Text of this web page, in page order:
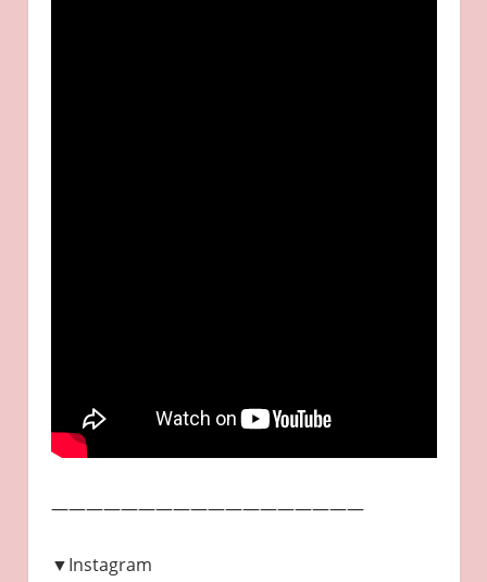
——————————————————
▼Instagram